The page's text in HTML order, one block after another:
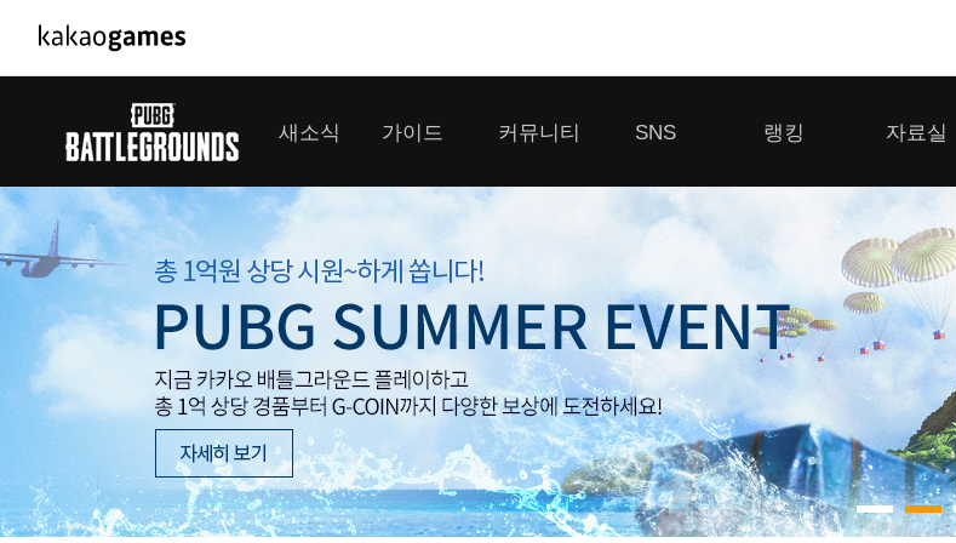
PC/모바일게임
도깨비의세계
오딘: 발할라 라이징
아키에이지 워
아레스 : 라이즈 오브 가디언즈
배틀그라운드
패스 오브 엑자일
우마무스메 프리티 더비
가디언 테일즈
프린세스 커넥트 Re:Dive
프렌즈팝콘
새소식
공지사항
GM소식
이벤트
업데이트
대회소식
가이드
게임 가이드
커뮤니티
미디어 게시판
클랜 라운지
모집 게시판
SNS
톡채널
랭킹
클랜 생존 리더보드
내 전적 히스토리
자료실
다운로드